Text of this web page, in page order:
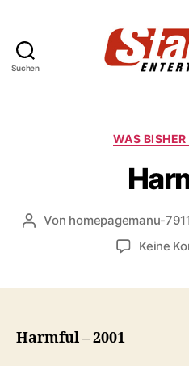
Suchen
WAS
Beitragsautor
Von homepagemanu-
Keine
Harmful – 2001